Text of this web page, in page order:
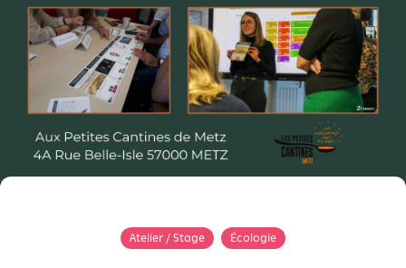
Atelier / Stage Écologie